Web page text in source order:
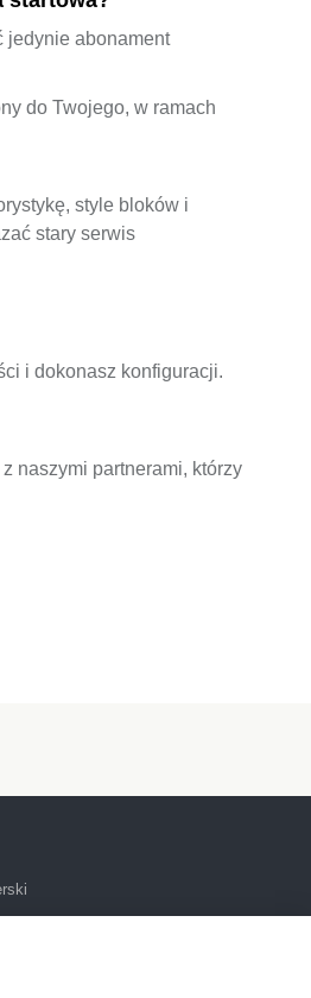
jedynie abonament
do Twojego, w ramach
style bloków i
stary serwis
i dokonasz konfiguracji.
naszymi partnerami, którzy